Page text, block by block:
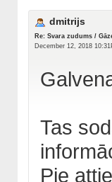
dmitrijs
Re: Svara zudums /
December 12, 2018
Tas
Pie